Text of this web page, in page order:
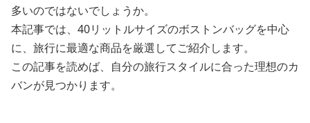
多いのではないでしょうか。
本記事では、40リットルサイズのボストンバッグを中心
に、旅行に最適な商品を厳選してご紹介します。
この記事を読めば、自分の旅行スタイルに合った理想のカ
バンが見つかります。